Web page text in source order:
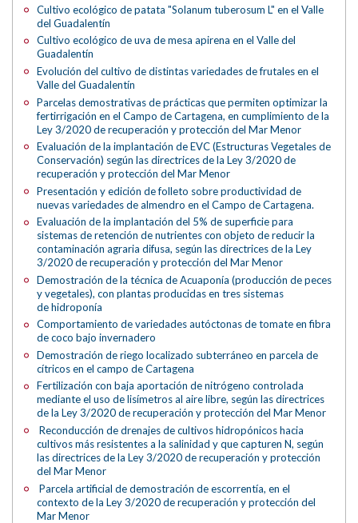
Cultivo ecológico de patata "Solanum tuberosum L" en el Valle
del Guadalentín
Cultivo ecológico de uva de mesa apirena en el Valle del
Guadalentín
Evolución del cultivo de distintas variedades de frutales en el
Valle del Guadalentín
Parcelas demostrativas de prácticas que permiten optimizar la
fertirrigación en el Campo de Cartagena, en cumplimiento de la
Ley 3/2020 de recuperación y protección del Mar Menor
Evaluación de la implantación de EVC (Estructuras Vegetales de
Conservación) según las directrices de la Ley 3/2020 de
recuperación y protección del Mar Menor
Presentación y edición de folleto sobre productividad de
nuevas variedades de almendro en el Campo de Cartagena.
Evaluación de la implantación del 5% de superficie para
sistemas de retención de nutrientes con objeto de reducir la
contaminación agraria difusa, según las directrices de la Ley
3/2020 de recuperación y protección del Mar Menor
Demostración de la técnica de Acuaponía (producción de peces
y vegetales), con plantas producidas en tres sistemas
de hidroponía
Comportamiento de variedades autóctonas de tomate en fibra
de coco bajo invernadero
Demostración de riego localizado subterráneo en parcela de
cítricos en el campo de Cartagena
Fertilización con baja aportación de nitrógeno controlada
mediante el uso de lisímetros al aire libre, según las directrices
de la Ley 3/2020 de recuperación y protección del Mar Menor
Reconducción de drenajes de cultivos hidropónicos hacia
cultivos más resistentes a la salinidad y que capturen N, según
las directrices de la Ley 3/2020 de recuperación y protección
del Mar Menor
Parcela artificial de demostración de escorrentía, en el
contexto de la Ley 3/2020 de recuperación y protección del
Mar Menor